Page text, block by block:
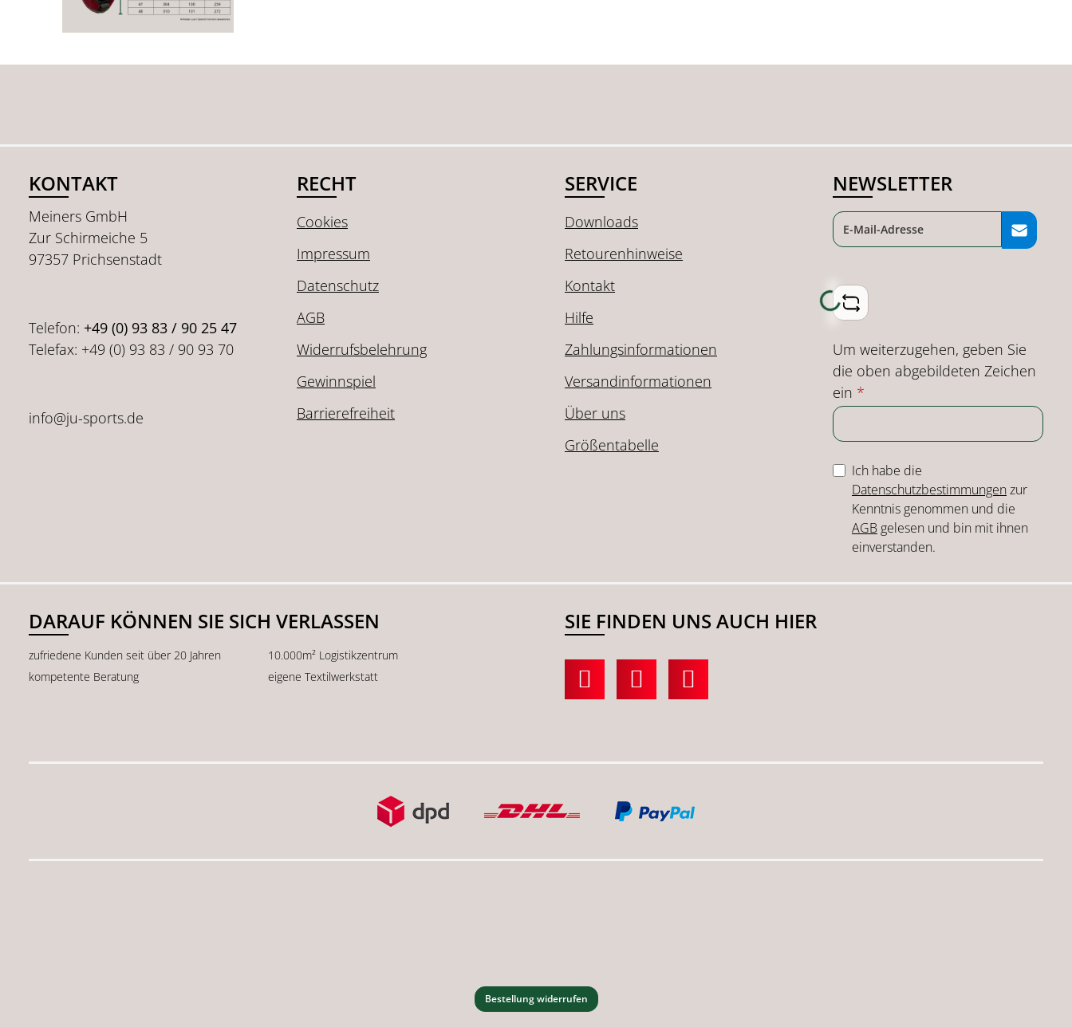
KONTAKT
Meiners GmbH
Zur Schirmeiche 5
97357 Prichsenstadt
Telefon: +49 (0) 93 83 / 90 25 47
Telefax: +49 (0) 93 83 / 90 93 70
info@ju-sports.de
RECHT
Cookies
Impressum
Datenschutz
AGB
Widerrufsbelehrung
Gewinnspiel
Barrierefreiheit
SERVICE
Downloads
Retourenhinweise
Kontakt
Hilfe
Zahlungsinformationen
Versandinformationen
Über uns
Größentabelle
NEWSLETTER
Loading...
Um weiterzugehen, geben Sie
die oben abgebildeten Zeichen
ein *
Ich habe die
Datenschutzbestimmungenzur
Kenntnis genommen und die
AGB gelesen und bin mit ihnen
einverstanden.
DARAUF KÖNNEN SIE SICH VERLASSEN
zufriedene Kunden seit über 20 Jahren
10.000m² Logistikzentrum
kompetente Beratung
eigene Textilwerkstatt
SIE FINDEN UNS AUCH HIER
Bestellung widerrufen